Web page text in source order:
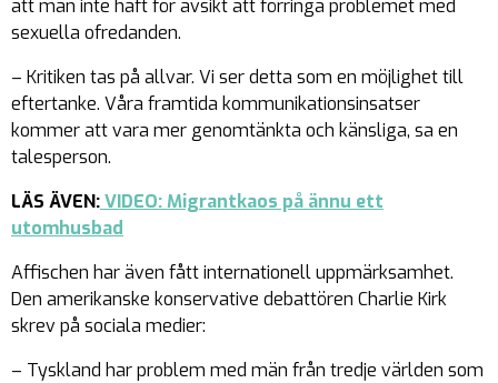
att man inte haft för avsikt att förringa problemet med
sexuella ofredanden.
– Kritiken tas på allvar. Vi ser detta som en möjlighet till
eftertanke. Våra framtida kommunikationsinsatser
kommer att vara mer genomtänkta och känsliga, sa en
talesperson.
LÄS ÄVEN:VIDEO: Migrantkaos på ännu ett
utomhusbad
Affischen har även fått internationell uppmärksamhet.
Den amerikanske konservative debattören Charlie Kirk
skrev på sociala medier:
– Tyskland har problem med män från tredje världen som